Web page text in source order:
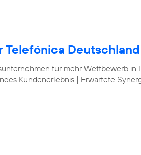
Deutschland
für mehr Wettbewerb in
Kundenerlebnis | Erwartete